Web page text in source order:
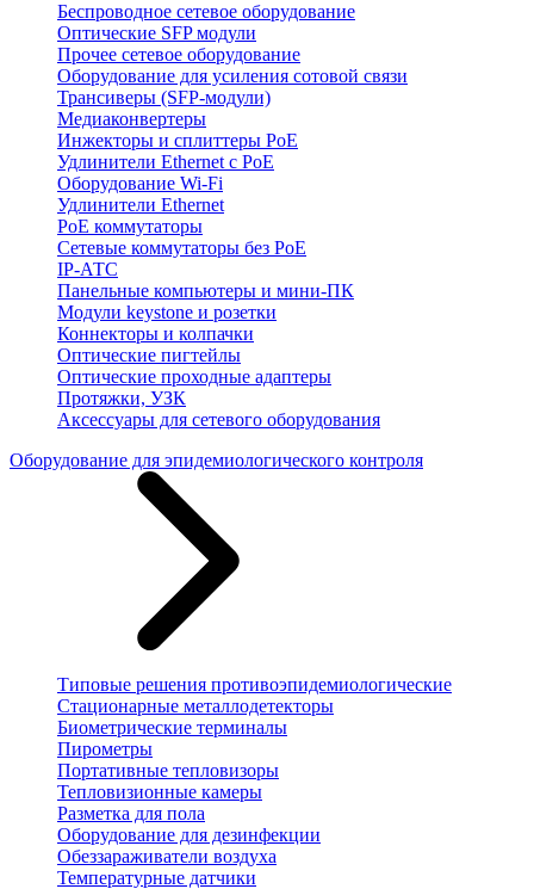
Беспроводное сетевое оборудование
Оптические SFP модули
Прочее сетевое оборудование
Оборудование для усиления сотовой связи
Трансиверы (SFP-модули)
Медиаконвертеры
Инжекторы и сплиттеры PoE
Удлинители Ethernet с PoE
Оборудование Wi-Fi
Удлинители Ethernet
PoE коммутаторы
Сетевые коммутаторы без PoE
IP-АТС
Панельные компьютеры и мини-ПК
Модули keystone и розетки
Коннекторы и колпачки
Оптические пигтейлы
Оптические проходные адаптеры
Протяжки, УЗК
Аксессуары для сетевого оборудования
Оборудование для эпидемиологического контроля
Типовые решения противоэпидемиологические
Стационарные металлодетекторы
Биометрические терминалы
Пирометры
Портативные тепловизоры
Тепловизионные камеры
Разметка для пола
Оборудование для дезинфекции
Обеззараживатели воздуха
Температурные датчики